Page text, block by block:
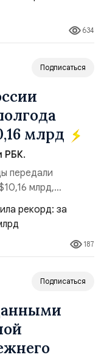
сбои в
осваивать VPN и
бье...
634
Подписаться
млрд
РБК.
передали
млрд,
раза больше,
($3,95 млрд).
денежного
и
187
Подписаться